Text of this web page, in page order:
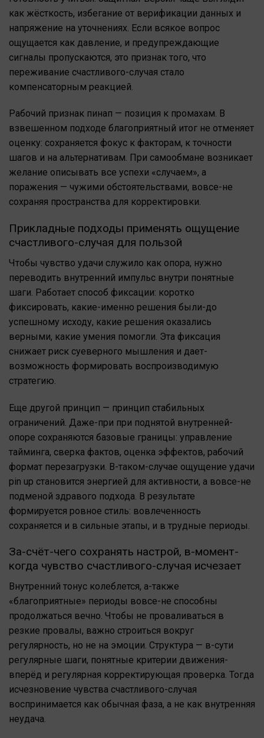
как жёсткость, избегание от верификации данных и
напряжение на уточнениях. Если всякое вопрос
ощущается как давление, и предупреждающие
сигналы пропускаются, это признак того, что
переживание счастливого-случая стало
компенсаторным реакцией.
Рабочий признак пинап — позиция к промахам. В
взвешенном подходе благоприятный итог не отменяет
оценку: сохраняется фокус к факторам, к точности
шагов и на альтернативам. При самообмане возникает
желание описывать все успехи «случаем», а
поражения — чужими обстоятельствами, вовсе-не
сохраняя пространства для корректировки.
Прикладные подходы применять ощущение
счастливого-случая для пользой
Чтобы чувство удачи служило как опора, нужно
переводить внутренний импульс внутри понятные
шаги. Работает способ фиксации: коротко
фиксировать, какие-именно решения были-до
успешному исходу, какие решения оказались
верными, какие умения помогли. Эта фиксация
снижает риск суеверного мышления и дает-
возможность формировать воспроизводимую
стратегию.
Еще другой принцип — принцип стабильных
ограничений. Даже-при при поднятой внутренней-
опоре сохраняются базовые границы: управление
тайминга, сверка фактов, оценка эффектов, рабочий
формат перезагрузки. В-таком-случае ощущение удачи
pin up становится энергией для активности, а вовсе-не
подменой здравого подхода. В результате
формируется ровное стиль: вовлеченность
сохраняется и в сильные этапы, и в трудные периоды.
За-счёт-чего сохранять настрой, в-момент-
когда чувство счастливого-случая исчезает
Внутренний тонус колеблется, а-также
«благоприятные» периоды вовсе-не способны
продолжаться вечно. Чтобы не проваливаться в
резкие провалы, важно строиться вокруг
регулярность, но не на эмоции. Структура — в-сути
регулярные шаги, понятные критерии движения-
вперёд и регулярная корректирующая проверка. Тогда
исчезновение чувства счастливого-случая
воспринимается как обычная фаза, а не как внутренняя
неудача.